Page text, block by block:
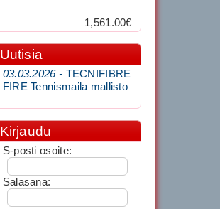
1,561.00€
Uutisia
03.03.2026 - TECNIFIBRE
FIRE Tennismaila mallisto
Kirjaudu
S-posti osoite:
Salasana: